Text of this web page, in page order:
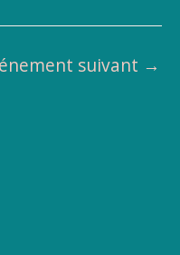
suivant →